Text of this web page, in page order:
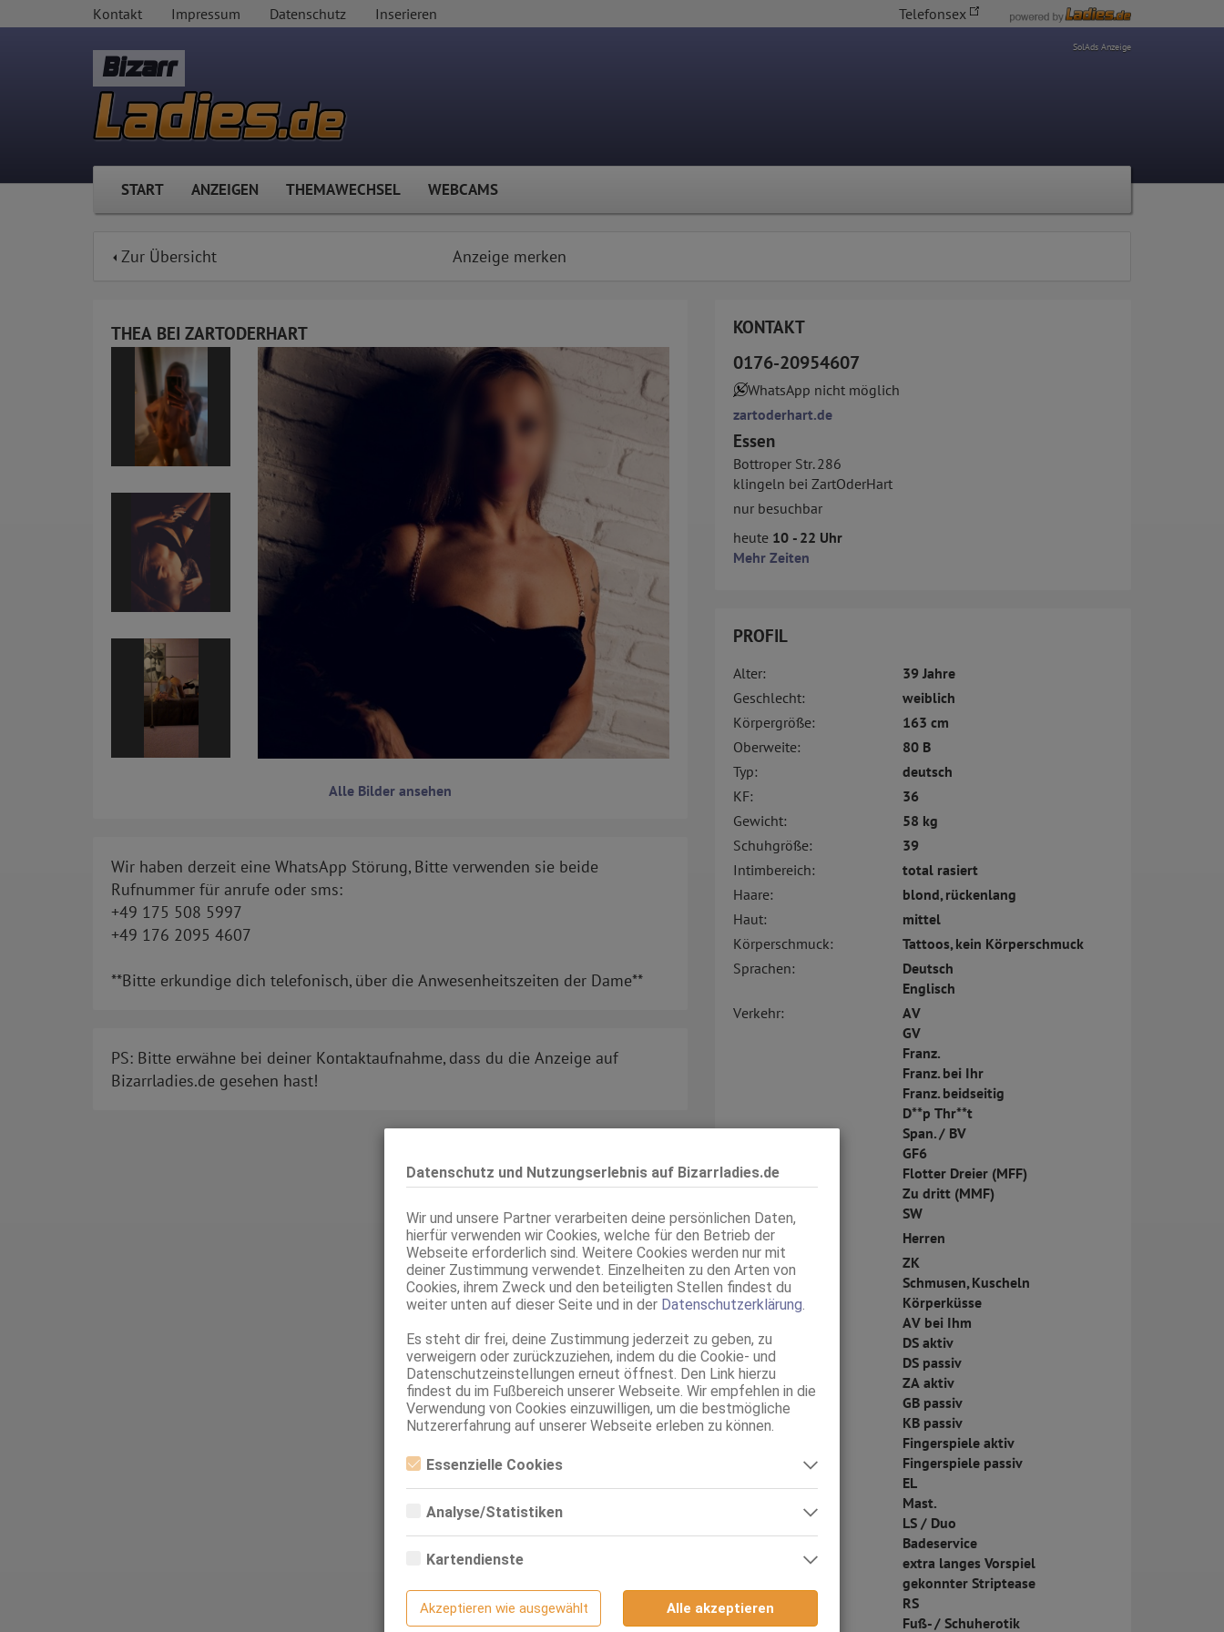
Datenschutz und Nutzungserlebnis auf Bizarrladies.de
Wir und unsere Partner verarbeiten deine persönlichen Daten,
hierfür verwenden wir Cookies, welche für den Betrieb der
Webseite erforderlich sind. Weitere Cookies werden nur mit
deiner Zustimmung verwendet. Einzelheiten zu den Arten von
Cookies, ihrem Zweck und den beteiligten Stellen findest du
weiter unten auf dieser Seite und in der Datenschutzerklärung.
Es steht dir frei, deine Zustimmung jederzeit zu geben, zu
verweigern oder zurückzuziehen, indem du die Cookie- und
Datenschutzeinstellungen erneut öffnest. Den Link hierzu
findest du im Fußbereich unserer Webseite. Wir empfehlen in die
Verwendung von Cookies einzuwilligen, um die bestmögliche
Nutzererfahrung auf unserer Webseite erleben zu können.
Essenzielle Cookies
Essenzielle Cookies sind alle notwendigen Cookies, die für den Betrieb
werden. Die Webseite kann ohne diese Cookies nicht richtig
Analyse/Statistiken
Analyse- bzw. Statistikcookies sind Cookies, die der Analyse der
Zugriffsstatistiken dienen. Sie helfen den Webseiten-Besitzern zu
Informationen anonym gesammelt und gemeldet werden.
Google Analytics
Kartendienste
Wenn Sie Google Maps auf unserer Webseite nutzen, können
Informationen über Ihre Benutzung dieser Seite sowie Ihre IP-Adresse
Akzeptieren wie ausgewählt Alle akzeptieren
Kontakt Impressum Datenschutz Inserieren Telefonsex
Bizarr
SolAds Anzeige
START ANZEIGEN THEMAWECHSEL WEBCAMS
Zur Übersicht Anzeige merken
THEA BEI ZARTODERHART
Alle Bilder ansehen
Wir haben derzeit eine WhatsApp Störung, Bitte verwenden sie beide
Rufnummer für anrufe oder sms:
+49 175 508 5997
+49 176 2095 4607
**Bitte erkundige dich telefonisch, über die Anwesenheitszeiten der Dame**
PS: Bitte erwähne bei deiner Kontaktaufnahme, dass du die Anzeige auf
Bizarrladies.de gesehen hast!
KONTAKT
0176-20954607
WhatsApp nicht möglich
zartoderhart.de
Essen
Bottroper Str. 286
klingeln bei ZartOderHart
nur besuchbar
heute 10 - 22 Uhr
Mehr Zeiten
PROFIL
Alter:
39 Jahre
Geschlecht:
weiblich
Körpergröße:
163 cm
Oberweite:
80 B
Typ:
deutsch
KF:
36
Gewicht:
58 kg
Schuhgröße:
39
Intimbereich:
total rasiert
Haare:
blond, rückenlang
Haut:
mittel
Körperschmuck:
Tattoos, kein Körperschmuck
Sprachen:
Deutsch
Englisch
Verkehr:
AV
GV
Franz.
Franz. bei Ihr
Franz. beidseitig
D**p Thr**t
Span. / BV
GF6
Flotter Dreier (MFF)
Zu dritt (MMF)
SW
Service für:
Herren
Service:
ZK
Schmusen, Kuscheln
Körperküsse
AV bei Ihm
DS aktiv
DS passiv
ZA aktiv
GB passiv
KB passiv
Fingerspiele aktiv
Fingerspiele passiv
EL
Mast.
LS / Duo
Badeservice
extra langes Vorspiel
gekonnter Striptease
RS
Fuß- / Schuherotik